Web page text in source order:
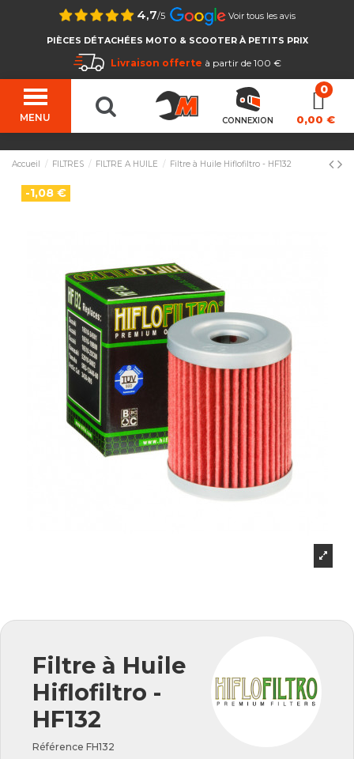
4,7/5 Voir tous les avis
PIÈCES DÉTACHÉES MOTO & SCOOTER À PETITS PRIX
Livraison offerte à partir de 100 €
MENU CONNEXION 0,00 €
Accueil FILTRES FILTRE A HUILE Filtre à Huile Hiflofiltro - HF132
-1,08 €
Filtre à Huile
Hiflofiltro -
HF132
Référence FH132